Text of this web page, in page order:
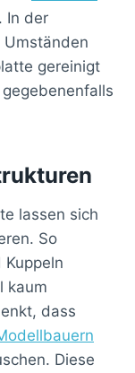
In der
gereinigt
lassen sich
So
kaum
dass
Diese